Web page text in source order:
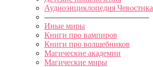
Аудиоэнциклопедия Чевостика
—————————————
Иные миры
Книги про вампиров
Книги про волшебников
Магические академии
Магические миры